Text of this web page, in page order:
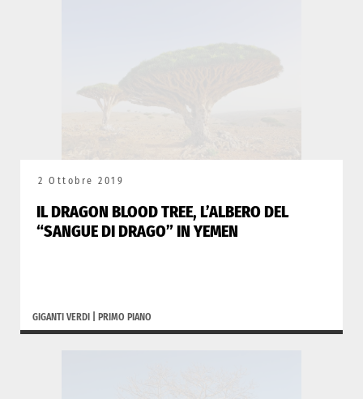
2 Ottobre 2019
IL DRAGON BLOOD TREE, L’ALBERO DEL
“SANGUE DI DRAGO” IN YEMEN
GIGANTI VERDI PRIMO PIANO